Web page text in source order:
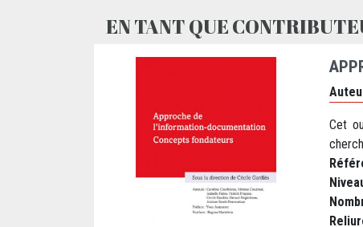
EN TANT QUE
Cet